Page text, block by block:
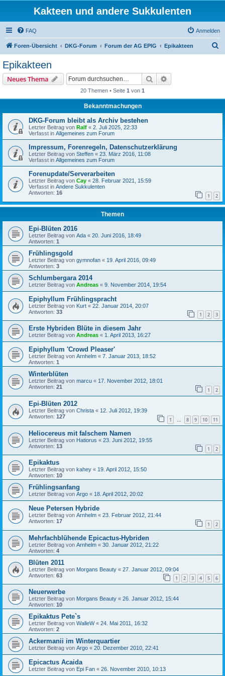
Kakteen und andere Sukkulenten
FAQ Anmelden
Foren-Übersicht DKG-Forum Forum der AG EPIG Epikakteen
Epikakteen
Neues Thema Suche
20 Themen • Seite 1 von 1
Bekanntmachungen
DKG-Forum bleibt als Archiv bestehen
Letzter Beitrag von Ralf « 2. Juli 2025, 22:33
Verfasst in Allgemeines zum Forum
Impressum, Forenregeln, Datenschutzerklärung
Letzter Beitrag von Steffen « 23. März 2016, 11:08
Verfasst in Allgemeines zum Forum
Forenupdate/Serverarbeiten
Letzter Beitrag von Cay « 28. Februar 2021, 15:59
Verfasst in Andere Sukkulenten
Antworten: 16 1 2
Themen
Epi-Blüten 2016
Letzter Beitrag von Ada « 20. Juni 2016, 18:49
Antworten: 1
Frühlingsgold
Letzter Beitrag von gymnofan « 19. April 2016, 09:49
Antworten: 3
Schlumbergara 2014
Letzter Beitrag von Andreas « 9. November 2014, 19:54
Epiphyllum Frühlingspracht
Letzter Beitrag von Kurt « 22. Januar 2014, 20:07
Antworten: 33 1 2 3
Erste Hybriden Blüte in diesem Jahr
Letzter Beitrag von Andreas « 1. April 2013, 16:27
Epiphyllum 'Crowd Pleaser'
Letzter Beitrag von Arnhelm « 7. Januar 2013, 18:52
Antworten: 1
Winterblüten
Letzter Beitrag von marcu « 17. November 2012, 18:01
Antworten: 21 1 2
Epi-Blüten 2012
Letzter Beitrag von Christa « 12. Juli 2012, 19:39
Antworten: 127 1 … 8 9 10 11
Heliocereus mit falschem Namen
Letzter Beitrag von Hatiorus « 23. Juni 2012, 19:55
Antworten: 13 1 2
Epikaktus
Letzter Beitrag von kahey « 19. April 2012, 15:50
Antworten: 10
Frühlingsanfang
Letzter Beitrag von Argo « 18. April 2012, 20:02
Neue Petersen Hybride
Letzter Beitrag von Arnhelm « 23. Februar 2012, 21:44
Antworten: 17 1 2
Mehrfachblühende Epicactus-Hybriden
Letzter Beitrag von Arnhelm « 30. Januar 2012, 21:22
Antworten: 4
Blüten 2011
Letzter Beitrag von Morgans Beauty « 27. Januar 2012, 09:04
Antworten: 63 1 2 3 4 5 6
Neuerwerbe
Letzter Beitrag von Morgans Beauty « 26. Januar 2012, 15:44
Antworten: 10
Epikaktus Pete`s
Letzter Beitrag von WalleW« 24. Mai 2011, 16:32
Antworten: 2
Ackermanii im Winterquartier
Letzter Beitrag von Argo « 20. Dezember 2010, 22:41
Epicactus Acaida
Letzter Beitrag von Epi Fan « 26. November 2010, 10:13